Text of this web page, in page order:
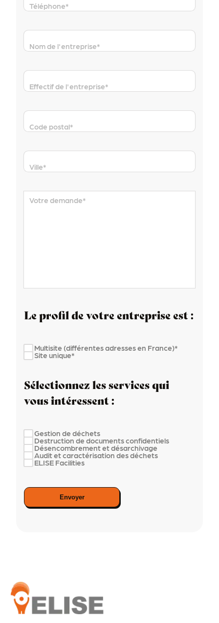
Téléphone*
Nom de l'entreprise*
Effectif de l'entreprise*
Code postal*
Ville*
Votre demande*
Le profil de votre entreprise est :
Multisite (différentes adresses en France)*
Site unique*
Sélectionnez les services qui
vous intéressent :
Gestion de déchets
Destruction de documents confidentiels
Désencombrement et désarchivage
Audit et caractérisation des déchets
ELISE Facilities
Envoyer